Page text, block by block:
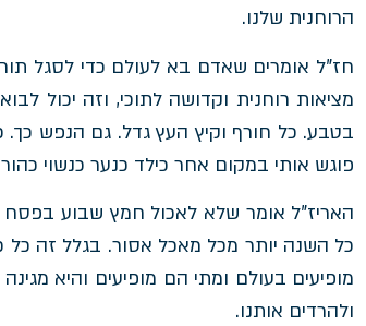
הרוחנית שלנו.
חז"ל אומרים שאדם בא לעולם כדי לסגל
מציאות רוחנית וקדושה לתוכי, וזה יכול
בטבע. כל חורף וקיץ העץ גדל. גם הנפש
פוגש אותי במקום אחר כילד כנער כנשוי
האריז"ל אומר שלא לאכול חמץ שבוע
כל השנה יותר מכל מאכל אסור. בגלל זה כל
מופיעים בעולם ומתי הם מופיעים והיא
ולהרדים אותנו.